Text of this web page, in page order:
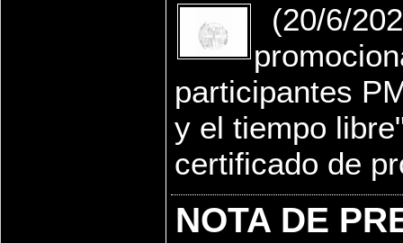
(20/6/
participantes
y el tiempo
certificado de
NOTA DE